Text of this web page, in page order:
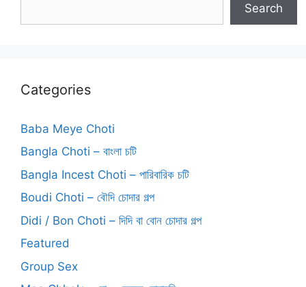
Search
Categories
Baba Meye Choti
Bangla Choti – বাংলা চটি
Bangla Incest Choti – পারিবারিক চটি
Boudi Choti – বৌদি চোদার গল্প
Didi / Bon Choti – দিদি বা বোন চোদার গল্প
Featured
Group Sex